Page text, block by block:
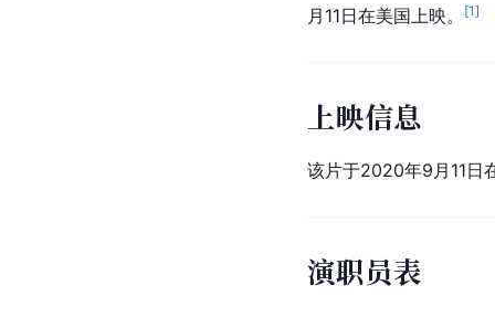
月11日在美国上映。
[1]
上映信息
该片于2020年9月11日
演职员表